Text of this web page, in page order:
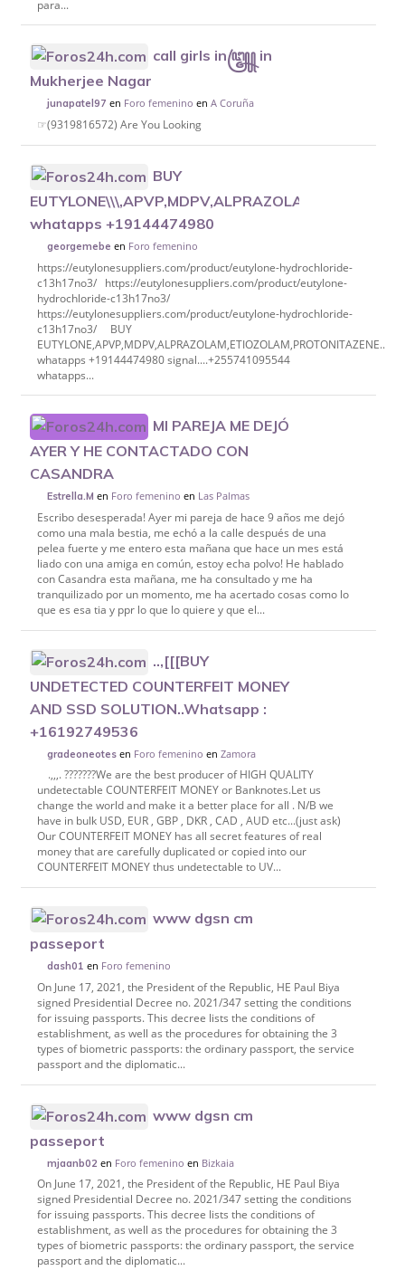
para...
call girls in꧅ in
Mukherjee Nagar
junapatel97 en Foro femenino enA Coruña
☞(9319816572) Are You Looking
BUY
whatapps +19144474980
georgemebe en Foro femenino
https://eutylonesuppliers.com/product/eutylone-hydrochloride-
c13h17no3/ https://eutylonesuppliers.com/product/eutylone-
hydrochloride-c13h17no3/
https://eutylonesuppliers.com/product/eutylone-hydrochloride-
c13h17no3/ BUY
EUTYLONE,APVP,MDPV,ALPRAZOLAM,ETIOZOLAM,PROTONITAZENE..etc
whatapps +19144474980 signal....+255741095544
whatapps...
MI PAREJA ME DEJÓ
AYER Y HE CONTACTADO CON
CASANDRA
Estrella.M en Foro femenino en Las Palmas
Escribo desesperada! Ayer mi pareja de hace 9 años me dejó
como una mala bestia, me echó a la calle después de una
pelea fuerte y me entero esta mañana que hace un mes está
liado con una amiga en común, estoy echa polvo! He hablado
con Casandra esta mañana, me ha consultado y me ha
tranquilizado por un momento, me ha acertado cosas como lo
que es esa tia y ppr lo que lo quiere y que el...
..,[[[BUY
UNDETECTED COUNTERFEIT MONEY
AND SSD SOLUTION..Whatsapp :
+16192749536
gradeoneotes en Foro femenino enZamora
.,,,. ???????We are the best producer of HIGH QUALITY
undetectable COUNTERFEIT MONEY or Banknotes.Let us
change the world and make it a better place for all . N/B we
have in bulk USD, EUR , GBP , DKR , CAD , AUD etc...(just ask)
Our COUNTERFEIT MONEY has all secret features of real
money that are carefully duplicated or copied into our
COUNTERFEIT MONEY thus undetectable to UV...
www dgsn cm
passeport
dash01 en Foro femenino
On June 17, 2021, the President of the Republic, HE Paul Biya
signed Presidential Decree no. 2021/347 setting the conditions
for issuing passports. This decree lists the conditions of
establishment, as well as the procedures for obtaining the 3
types of biometric passports: the ordinary passport, the service
passport and the diplomatic...
www dgsn cm
passeport
mjaanb02 en Foro femenino en Bizkaia
On June 17, 2021, the President of the Republic, HE Paul Biya
signed Presidential Decree no. 2021/347 setting the conditions
for issuing passports. This decree lists the conditions of
establishment, as well as the procedures for obtaining the 3
types of biometric passports: the ordinary passport, the service
passport and the diplomatic...